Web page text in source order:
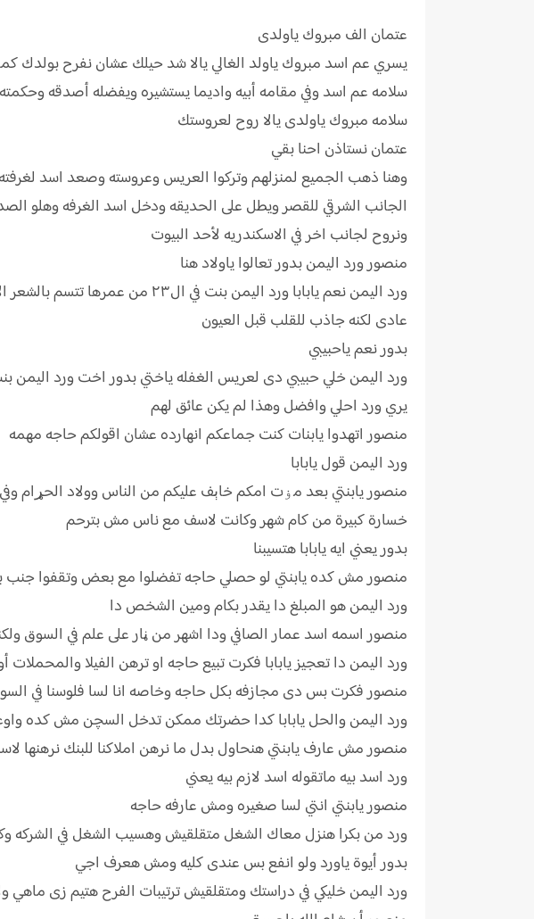
عتمان الف مبروك ياولدى
يسري عم اسد مبروك ياولد الغالي يالا شد حيلك عشان نفرح بولدك كمان ٩شهور ٩شهور ويوم يبقي فيها كلام
سلامه عم اسد وفي مقامه أبيه واديما يستشيره ويفضله أصدقه
سلامه مبروك ياولدى يالا روح لعروستك
عتمان نستاذن احنا بقي
وهنا ذهب الجميع لمنزلهم وتركوا العريس وعروسته وصعد اسد
الجانب الشرقي للقصر ويطل على الحديقه ودخل اسد الغرفه وهلو
ونروح لجانب اخر في الاسكندريه لأحد البيوت
منصور ورد اليمن بدور تعالوا ياولاد هنا
ورد اليمن نعم يابابا ورد اليمن
عادى لكنه جاذب للقلب قبل العيون
بدور نعم ياحبيبي
يري ورد احلي وافضل وهذا لم يكن عائق لهم
منصور اتهدوا يابنات كنت جماعكم انهارده عشان اقولكم حاجه مهمه
ورد اليمن قول يابابا
منصور يابنتي بعد مۏت امكم خاېف عليكم من الناس وولاد
خسارة كبيرة من كام شهر وكانت لاسف مع ناس مش بترحم
بدور يعني ايه يابابا هتسيبنا
منصور مش كده يابنتي لو حصلي حاجه تفضلوا مع بعض وتقفوا جنب
ورد اليمن هو المبلغ دا يقدر بكام ومين الشخص دا
منصور اسمه اسد عمار الصافي ودا اشهر من ڼار على علم في السوق
ورد اليمن دا تعجيز يابابا فكرت تبيع حاجه او ترهن الفيلا والمحملات
منصور فكرت بس دى مجازفه بكل حاجه وخاصه انا لسا فلوسنا في
ورد اليمن والحل يابابا كدا حضرتك ممكن تدخل السچن مش كده
منصور مش عارف يابنتي هنحاول بدل ما نرهن املاكنا للبنك نرهنها
ورد اسد بيه ماتقوله اسد لازم بيه يعني
منصور يابنتي انتي لسا صغيره ومش عارفه حاجه
ورد من بكرا هنزل معاك الشغل متقلقيش وهسيب الشغل في الشركه
بدور أيوة ياورد ولو انفع بس عندى كليه ومش هعرف اجي
ورد اليمن خليكي في دراستك ومتقلقيش ترتيبات الفرح هتيم زى ماهي ولا